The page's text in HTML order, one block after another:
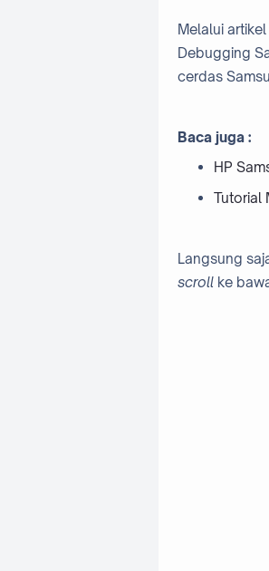
Melalui
Debugging
cerdas
Baca juga :
HP
Tutorial
Langsung
scrollke